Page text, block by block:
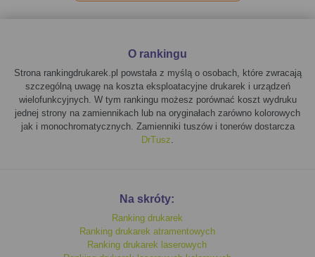
O rankingu
Strona rankingdrukarek.pl powstała z myślą o osobach, które zwracają
szczególną uwagę na koszta eksploatacyjne drukarek i urządzeń
wielofunkcyjnych. W tym rankingu możesz porównać koszt wydruku
jednej strony na zamiennikach lub na oryginałach zarówno kolorowych
jak i monochromatycznych. Zamienniki tuszów i tonerów dostarcza
DrTusz.
Na skróty:
Ranking drukarek
Ranking drukarek atramentowych
Ranking drukarek laserowych